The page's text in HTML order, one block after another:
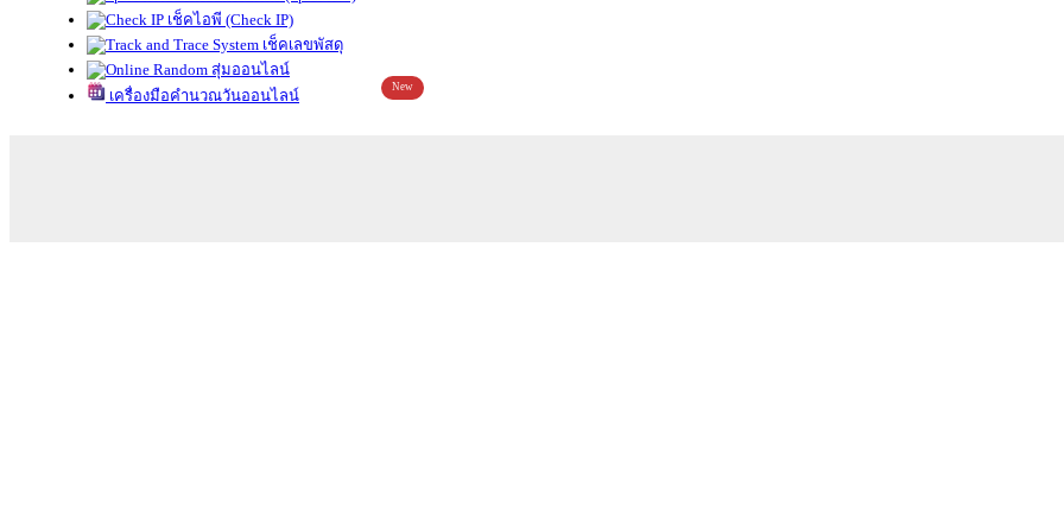
เช็คไอพี (Check IP)
เช็คเลขพัสดุ
สุ่มออนไลน์
เครื่องมือคำนวณวันออนไลน์
New